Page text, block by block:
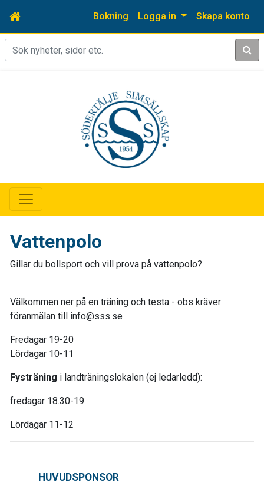
Bokning Logga in Skapa konto
Sök
Vattenpolo
Gillar du bollsport och vill prova på vattenpolo?
Välkommen ner på en träning och testa - obs kräver
föranmälan till info@sss.se
Fredagar 19-20
Lördagar 10-11
Fysträning i landträningslokalen (ej ledarledd):
fredagar 18.30-19
Lördagar 11-12
HUVUDSPONSOR